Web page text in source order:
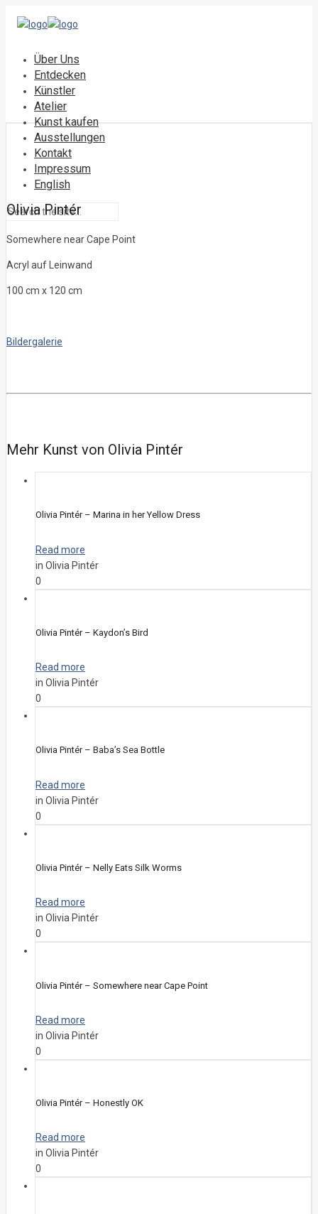
Über Uns
Entdecken
Künstler
Atelier
Kunst kaufen
Ausstellungen
Kontakt
Impressum
English
Olivia Pintér
Somewhere near Cape Point
Acryl auf Leinwand
100 cm x 120 cm
Bildergalerie
Mehr Kunst von Olivia Pintér
Olivia Pintér – Marina in her Yellow Dress
Read more
in Olivia Pintér
0
Olivia Pintér – Kaydon’s Bird
Read more
in Olivia Pintér
0
Olivia Pintér – Baba’s Sea Bottle
Read more
in Olivia Pintér
0
Olivia Pintér – Nelly Eats Silk Worms
Read more
in Olivia Pintér
0
Olivia Pintér – Somewhere near Cape Point
Read more
in Olivia Pintér
0
Olivia Pintér – Honestly OK
Read more
in Olivia Pintér
0